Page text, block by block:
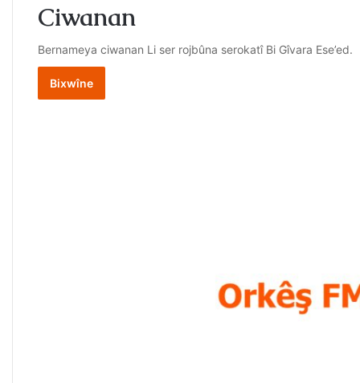
Ciwanan
Bernameya ciwanan Li ser rojbûna serokatî Bi Gîvara Ese’ed.
Bixwîne